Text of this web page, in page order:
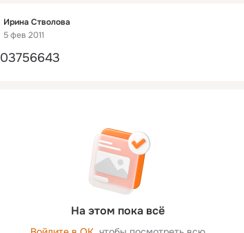
Ирина Стволова
5 фев 2011
На этом пока всё